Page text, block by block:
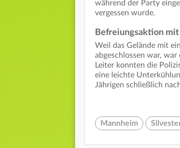
während der Party
vergessen wurde.
Befreiungsaktion
Weil das Gelände mit
abgeschlossen war,
Leiter konnten die
eine leichte
Jährigen schließlich
Mannheim